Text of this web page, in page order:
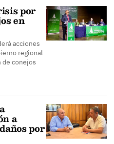
por
en
acciones
regional
de conejos
a
por